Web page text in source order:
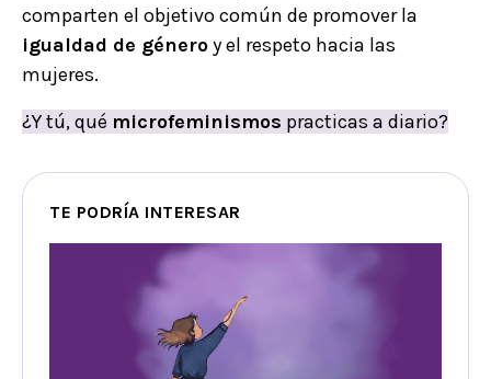
comparten el objetivo común de promover la
igualdad de géneroy el respeto hacia las
mujeres.
¿Y tú, qué microfeminismos practicas a diario?
TE PODRÍA INTERESAR